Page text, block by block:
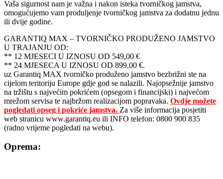
Vaša sigurnost nam je važna i nakon isteka tvorničkog jamstva,
omogućujemo vam produljenje tvorničkog jamstva za dodatnu jednu
ili dvije godine.
GARANTIQ MAX – TVORNIČKO PRODUŽENO JAMSTVO
U TRAJANJU OD:
** 12 MJESECI U IZNOSU OD 549,00 €
** 24 MJESECA U IZNOSU OD 899,00 €.
uz Garantiq MAX tvorničko produženo jamstvo bezbrižni ste na
cijelom teritoriju Europe gdje god se nalazili. Najopsežnije jamstvo
na tržištu s najvećim pokrićem (opsegom i financijski) i najvećom
mrežom servisa te najbržom realizacijom popravaka. Ovdje možete
pogledati opseg i pokriće jamstva. Za više informacija posjetiti
web stranicu www.garantiq.eu ili INFO telefon: 0800 900 835
(radno vrijeme pogledati na webu).
Oprema: